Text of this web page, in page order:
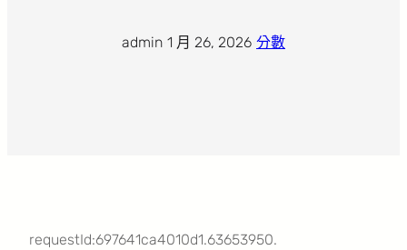
admin 1 月 26, 2026 分數
requestId:697641ca4010d1.63653950.